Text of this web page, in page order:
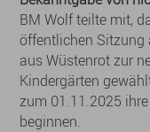
BM Wolf teilte mit,
öffentlichen Sitzung
aus Wüstenrot zur
Kindergärten
zum 01.11.2025
beginnen.